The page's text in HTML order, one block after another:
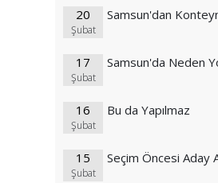
20
Şubat
Samsun'dan
17
Şubat
Samsun'da Neden
16
Şubat
Bu da Yapılmaz
15
Şubat
Seçim Öncesi Aday